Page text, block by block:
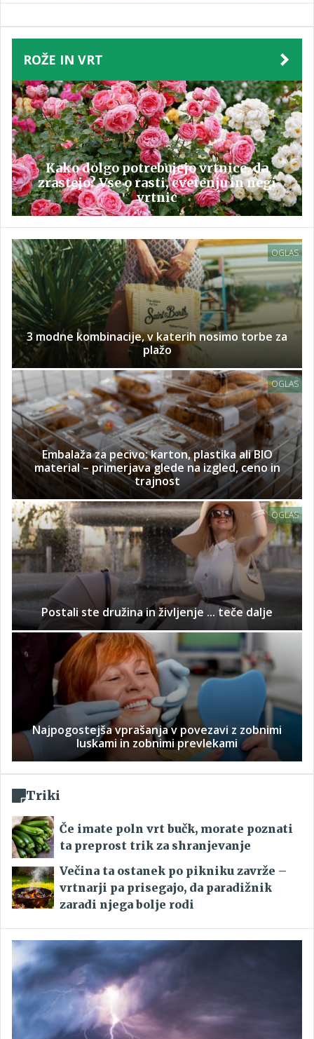
ROŽE IN VRT
Kako dolgo potrebujejo vrtnice, da
zrastejo? Vse o rasti, cvetenju in negi
vrtnic
OGLAS
3 modne kombinacije, v katerih nosimo torbe za
plažo
OGLAS
Embalaža za pecivo: karton, plastika ali BIO
material – primerjava glede na izgled, ceno in
trajnost
OGLAS
Postali ste družina in življenje ... teče dalje
Najpogostejša vprašanja v povezavi z zobnimi
luskami in zobnimi prevlekami
Triki
Če imate poln vrt bučk, morate poznati
ta preprost trik za shranjevanje
Večina ta ostanek po pikniku zavrže –
vrtnarji pa prisegajo, da paradižnik
zaradi njega bolje rodi